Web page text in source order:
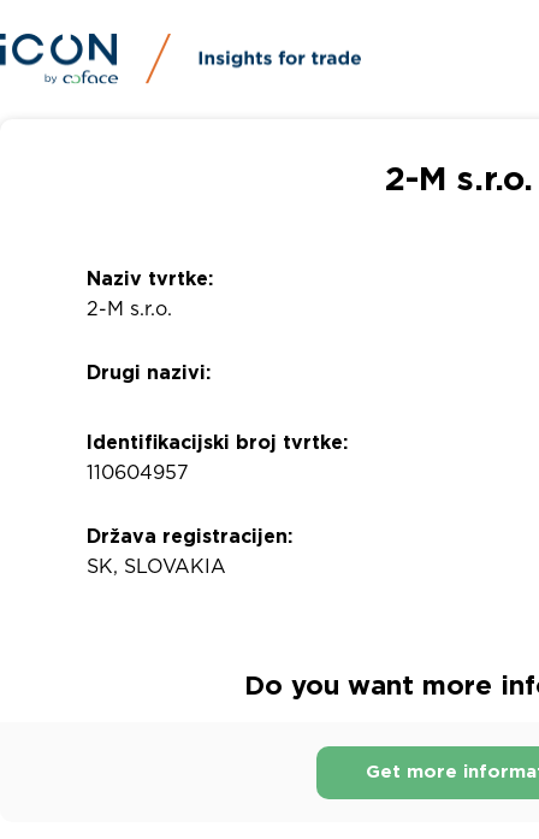
2-M
Naziv tvrtke:
2-M s.r.o.
Drugi nazivi:
Identifikacijski broj tvrtke:
110604957
Država registracijen:
SK, SLOVAKIA
Do you want more
Get more